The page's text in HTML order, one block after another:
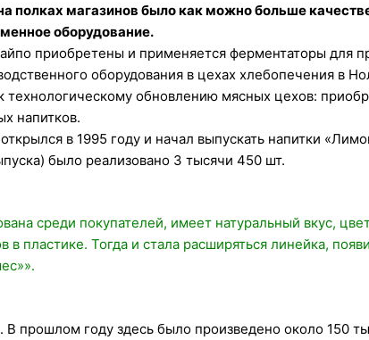
магазинов было как можно больше
оборудование.
приобретены и применяется ферментаторы для
оборудования в цехах хлебопечения
обновлению мясных цехов:
напитков.
в 1995 году и начал выпускать напитки
было реализовано 3 тысячи 450 шт.
среди покупателей, имеет натуральный вкус,
пластике. Тогда и стала расширяться линейка,
прошлом году здесь было произведено около 150